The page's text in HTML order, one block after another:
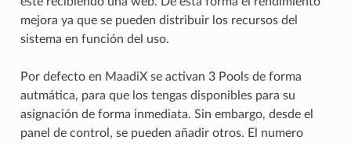
mejora ya que se pueden distribuir los recursos del
sistema en función del uso.
Por defecto en MaadiX se activan 3 Pools de forma
autmática, para que los tengas disponibles para su
asignación de forma inmediata. Sin embargo, desde el
panel de control, se pueden añadir otros. El numero